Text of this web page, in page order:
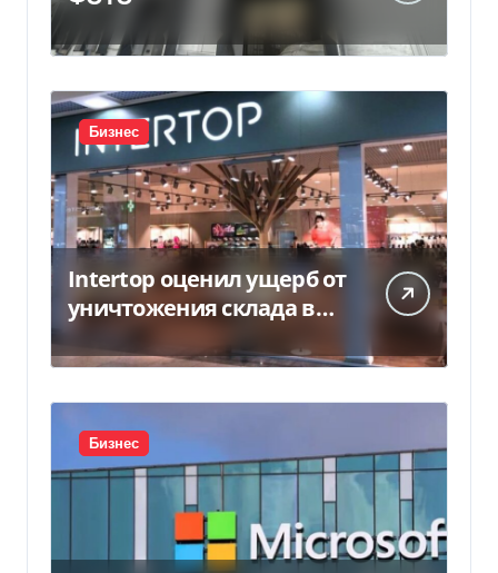
Бизнес
Intertop оценил ущерб от
уничтожения склада в
450 млн грн
Бизнес